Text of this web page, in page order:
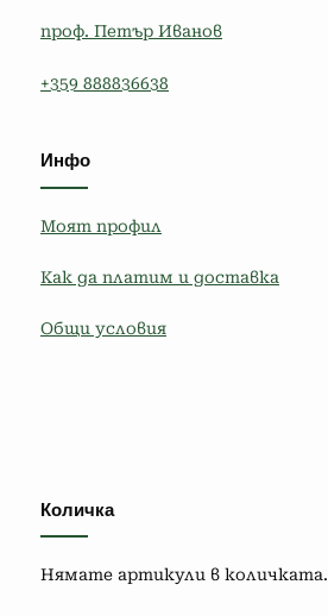
проф. Петър Иванов
+359 888836638
Инфо
Моят профил
Как да платим и доставка
Общи условия
Количка
Нямате артикули в количката.